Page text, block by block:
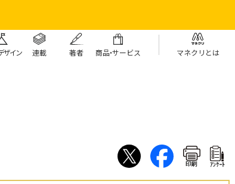
ザイン 連載 著者 商品・サービス マネクリとは
印刷 ｱﾝｹｰﾄ